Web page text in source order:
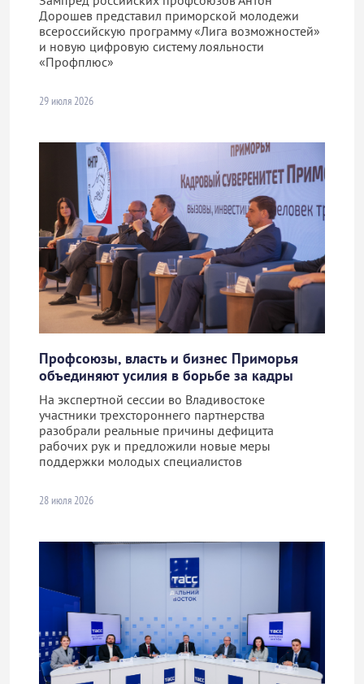
Дорошев представил приморской молодежи
всероссийскую программу «Лига возможностей»
и новую цифровую систему лояльности
«Профплюс»
29 июля 2026
Профсоюзы, власть и бизнес Приморья
объединяют усилия в борьбе за кадры
На экспертной сессии во Владивостоке
участники трехстороннего партнерства
разобрали реальные причины дефицита
рабочих рук и предложили новые меры
поддержки молодых специалистов
28 июля 2026